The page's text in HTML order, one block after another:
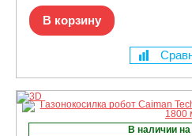
В корзину
В наличии